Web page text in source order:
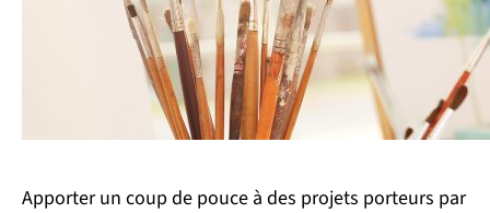
Apporter un coup de pouce à des projets porteurs par